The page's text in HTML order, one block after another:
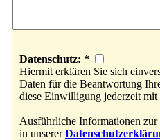
Datenschutz: *
Hiermit erklären Sie sich
Daten für die Beantwortung
diese Einwilligung jederzeit
Ausführliche Informationen zur
in unserer